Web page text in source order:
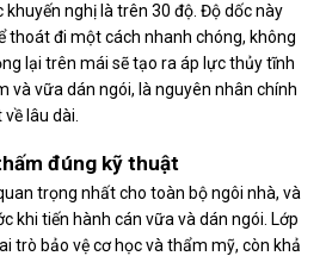
nghị là trên 30 độ. Độ dốc này
thoát đi một cách nhanh chóng, không
lại trên mái sẽ tạo ra áp lực thủy tĩnh
và vữa dán ngói, là nguyên nhân chính
lâu dài.
đúng kỹ thuật
trọng nhất cho toàn bộ ngôi nhà, và
khi tiến hành cán vữa và dán ngói. Lớp
trò bảo vệ cơ học và thẩm mỹ, còn khả